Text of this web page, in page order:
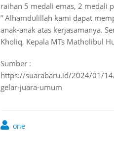
raihan 5 medali emas, 2 medali
” Alhamdulillah kami dapat
anak-anak atas kerjasamanya.
Kholiq, Kepala MTs Matholibul
Sumber :
https://suarabaru.id/2024/01/
gelar-juara-umum
one